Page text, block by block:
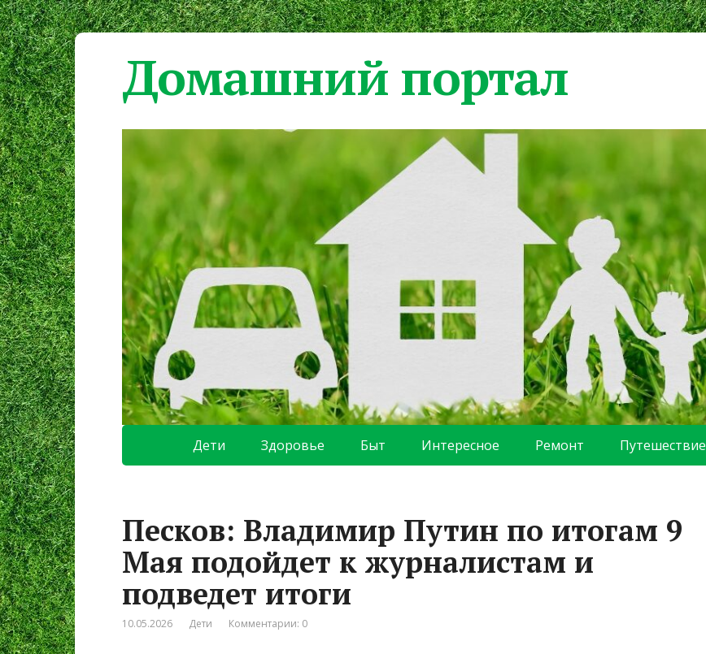
Домашний портал
Дети Здоровье Быт Интересное Ремонт Путешествие
Песков: Владимир Путин по итогам 9
Мая подойдет к журналистам и
подведет итоги
10.05.2026 Дети Комментарии: 0